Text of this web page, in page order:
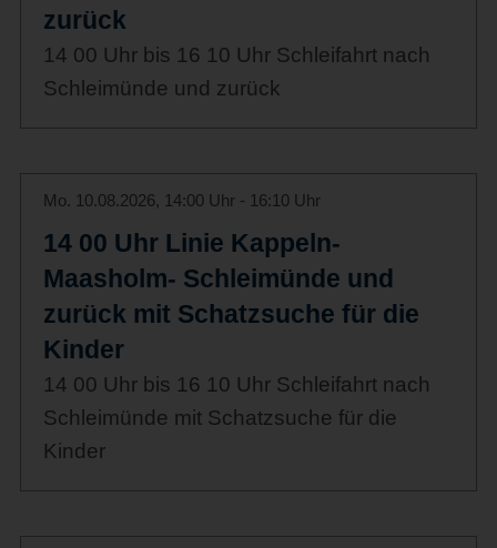
zurück
14 00 Uhr bis 16 10 Uhr Schleifahrt nach
Schleimünde und zurück
Mo. 10.08.2026, 14:00 Uhr - 16:10 Uhr
14 00 Uhr Linie Kappeln-
Maasholm- Schleimünde und
zurück mit Schatzsuche für die
Kinder
14 00 Uhr bis 16 10 Uhr Schleifahrt nach
Schleimünde mit Schatzsuche für die
Kinder